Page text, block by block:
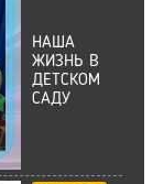
НАША
ЖИЗНЬ В
ДЕТСКОМ
САДУ